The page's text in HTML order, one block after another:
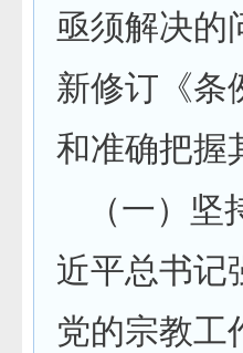
亟须解决的
新修订《条
和准确把握
（一）
近平总书记
党的宗教工